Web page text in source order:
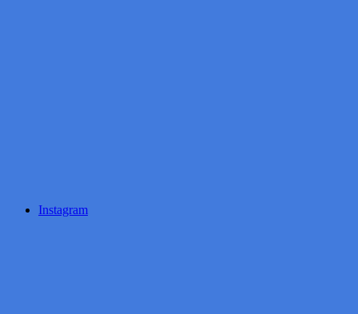
Instagram